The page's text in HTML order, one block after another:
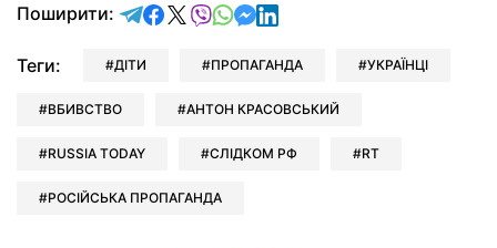
Поширити: відправити у Telegram
поділитись у Facebook
поділитись у X
відправити у Viber
відправити у Whatsapp
відправити у Messenger
відправити у LinkedIn
Теги: ДІТИ ПРОПАГАНДА УКРАЇНЦІ
ВБИВСТВО АНТОН КРАСОВСЬКИЙ
RUSSIA TODAY СЛІДКОМ РФ RT
РОСІЙСЬКА ПРОПАГАНДА